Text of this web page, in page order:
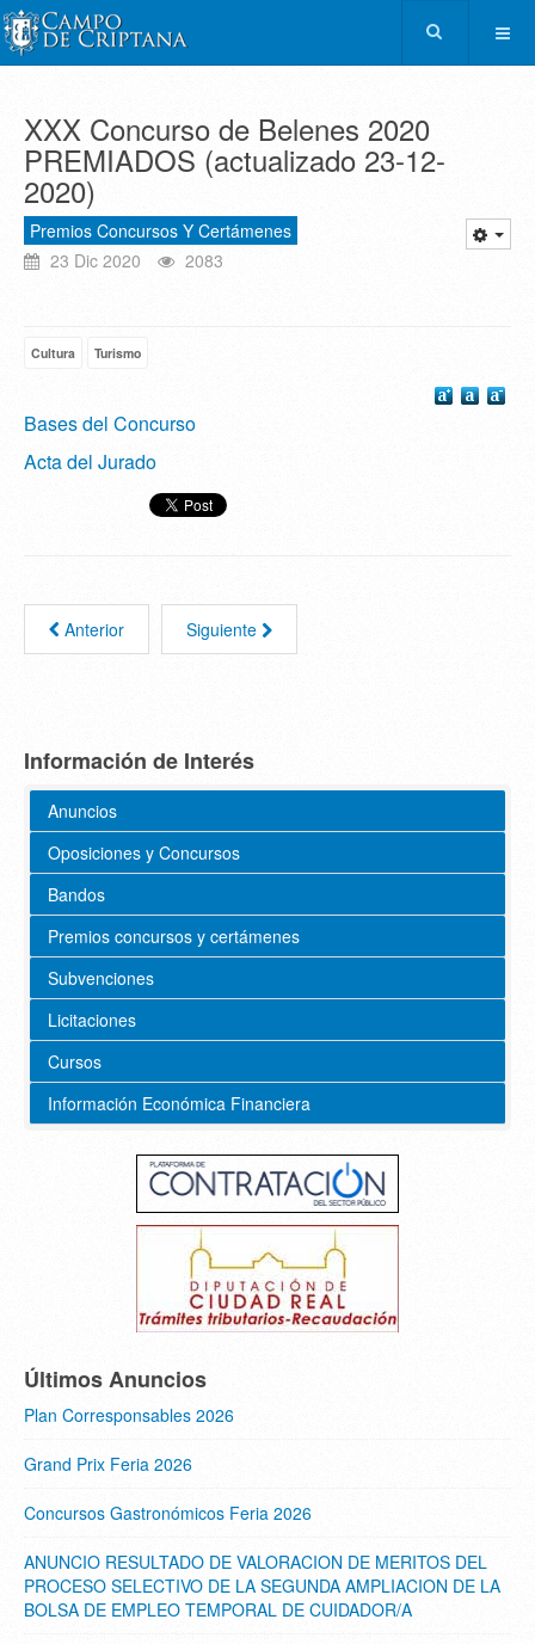
XXX Concurso de Belenes 2020
PREMIADOS (actualizado 23-12-
2020)
Premios Concursos Y Certámenes
23 Dic 2020
2083
Cultura Turismo
Bases del Concurso
Acta del Jurado
Anterior Siguiente
Información de Interés
Anuncios
Oposiciones y Concursos
Bandos
Premios concursos y certámenes
Subvenciones
Licitaciones
Cursos
Información Económica Financiera
Últimos Anuncios
Plan Corresponsables 2026
Grand Prix Feria 2026
Concursos Gastronómicos Feria 2026
ANUNCIO RESULTADO DE VALORACION DE MERITOS DEL
PROCESO SELECTIVO DE LA SEGUNDA AMPLIACION DE LA
BOLSA DE EMPLEO TEMPORAL DE CUIDADOR/A